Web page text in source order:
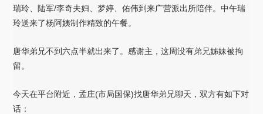
瑞玲、陆军/李奇夫妇、梦婷、佑伟到来广营派出所陪伴。中午瑞
玲送来了杨阿姨制作精致的午餐。
唐华弟兄不到六点半就出来了。感谢主，这周没有弟兄姊妹被拘
留。
今天在平台附近，孟庄(市局国保)找唐华弟兄聊天，双方有如下对
话：